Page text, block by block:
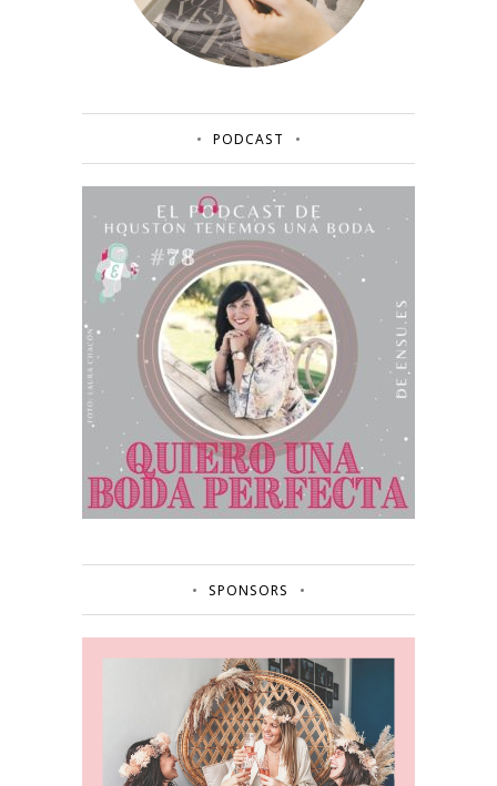
PODCAST
SPONSORS